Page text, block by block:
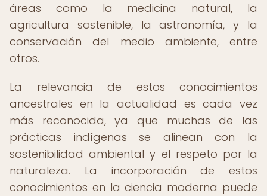
áreas como la medicina natural, la
agricultura sostenible, la astronomía, y la
conservación del medio ambiente, entre
otros.
La relevancia de estos conocimientos
ancestrales en la actualidad es cada vez
más reconocida, ya que muchas de las
prácticas indígenas se alinean con la
sostenibilidad ambiental y el respeto por la
naturaleza. La incorporación de estos
conocimientos en la ciencia moderna puede